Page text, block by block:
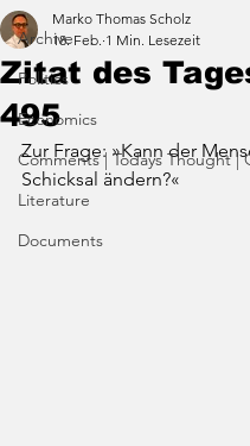
Archive
Politics
Economics
Comments | Todays Thought |
Literature
Documents
Zitat des
495
Marko Thomas Scholz
18. Feb. 1 Min. Lesezeit
Zur Frage: »Kann der
Schicksal ändern?«